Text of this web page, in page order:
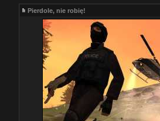
Pierdole, nie robię!